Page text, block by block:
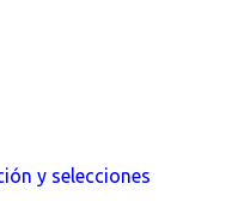
y selecciones